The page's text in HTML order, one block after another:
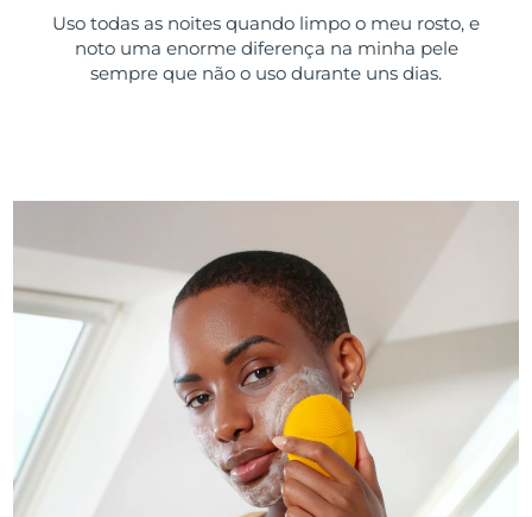
Uso todas as noites quando limpo o meu rosto, e
noto uma enorme diferença na minha pele
sempre que não o uso durante uns dias.